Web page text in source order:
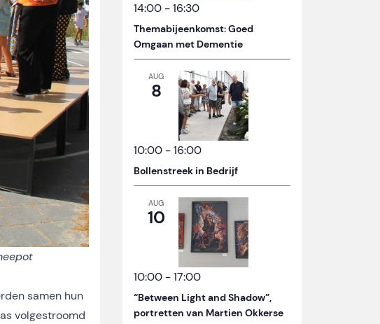
samen hun
volgestroomd
14:00 -16:30
Themabijeenkomst: Goed
Omgaan met Dementie
AUG
8
10:00 -16:00
Bollenstreek in Bedrijf
AUG
10
10:00 -17:00
“Between Light and Shadow”,
portretten van Martien Okkerse